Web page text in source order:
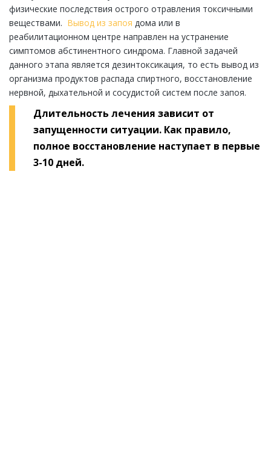
физические последствия острого отравления токсичными
веществами. Вывод из запоя дома или в
реабилитационном центре направлен на устранение
симптомов абстинентного синдрома. Главной задачей
данного этапа является дезинтоксикация, то есть вывод из
организма продуктов распада спиртного, восстановление
нервной, дыхательной и сосудистой систем после запоя.
Длительность лечения зависит от
запущенности ситуации. Как правило,
полное восстановление наступает в первые
3-10 дней.